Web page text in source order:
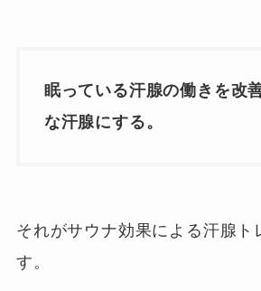
眠っている汗腺の働きを改
な汗腺にする。
それがサウナ効果による汗腺ト
す。